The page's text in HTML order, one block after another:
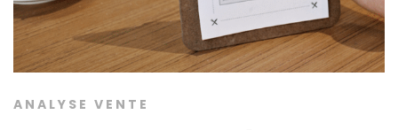
ANALYSE VENTE